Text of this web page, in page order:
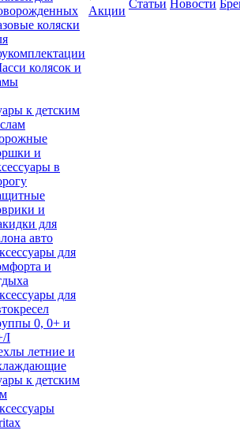
коляски
колясок и
к детским
и
в
и
для
авто
для
и
для
0, 0+ и
I
летние и
к детским
Акции
Статьи Новости